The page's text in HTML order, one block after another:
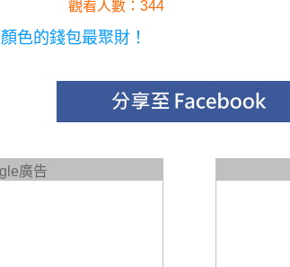
觀看人數：344
色的錢包最聚財！
廣告